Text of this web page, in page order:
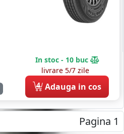
In stoc - 10 buc
livrare 5/7 zile
4 Adauga in cos
Pagina 1